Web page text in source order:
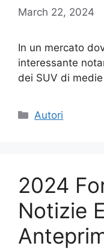
March 22, 2024
In un mercato
interessante
dei SUV di
Categories
Autori
2024
Notizie